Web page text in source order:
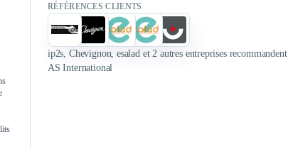
RÉFÉRENCES CLIENTS
ip2s, Chevignon, esalad et 2 autres entreprises recommandent
AS International